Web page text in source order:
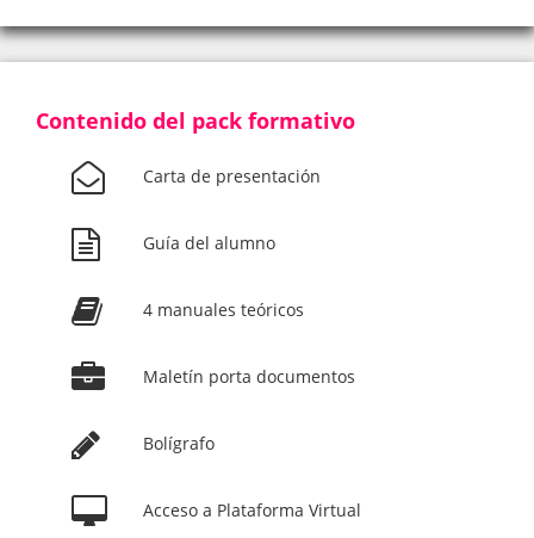
Contenido del pack formativo
Carta de presentación
Guía del alumno
4 manuales teóricos
Maletín porta documentos
Bolígrafo
Acceso a Plataforma Virtual